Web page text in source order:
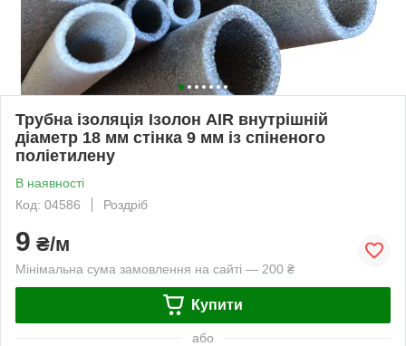
Трубна ізоляція Ізолон AIR внутрішній
діаметр 18 мм стінка 9 мм із спіненого
поліетилену
В наявності
Код: 04586
Роздріб
9 ₴/м
Мінімальна сума замовлення на сайті — 200 ₴
Купити
або